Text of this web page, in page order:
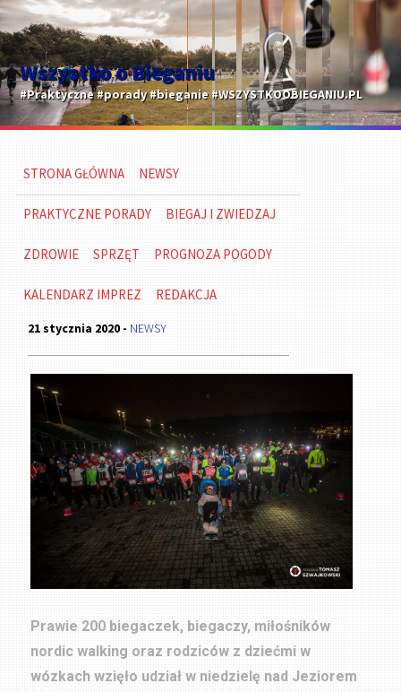
Wszystko o Bieganiu
#Praktyczne #porady #bieganie #WSZYSTKOOBIEGANIU.PL
STRONA GŁÓWNA NEWSY
PRAKTYCZNE PORADY BIEGAJ I ZWIEDZAJ
ZDROWIE SPRZĘT PROGNOZA POGODY
KALENDARZ IMPREZ REDAKCJA
21 stycznia 2020 - NEWSY
Prawie 200 biegaczek, biegaczy, miłośników
nordic walking oraz rodziców z dziećmi w
wózkach wzięło udział w niedzielę nad Jeziorem